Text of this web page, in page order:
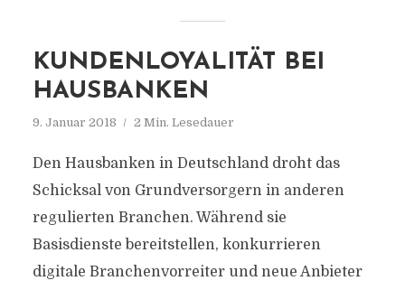
KUNDENLOYALITÄT BEI
HAUSBANKEN
9. Januar 2018 2 Min. Lesedauer
Den Hausbanken in Deutschland droht das
Schicksal von Grundversorgern in anderen
regulierten Branchen. Während sie
Basisdienste bereitstellen, konkurrieren
digitale Branchenvorreiter und neue Anbieter